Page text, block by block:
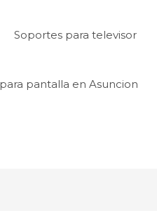
Soportes para televisor
pantalla en Asuncion